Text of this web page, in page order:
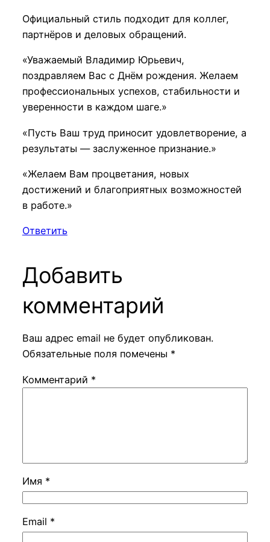
Официальный стиль подходит для коллег,
партнёров и деловых обращений.
«Уважаемый Владимир Юрьевич,
поздравляем Вас с Днём рождения. Желаем
профессиональных успехов, стабильности и
уверенности в каждом шаге.»
«Пусть Ваш труд приносит удовлетворение, а
результаты — заслуженное признание.»
«Желаем Вам процветания, новых
достижений и благоприятных возможностей
в работе.»
Ответить
Добавить
комментарий
Ваш адрес email не будет опубликован.
Обязательные поля помечены *
Комментарий *
Имя *
Email *